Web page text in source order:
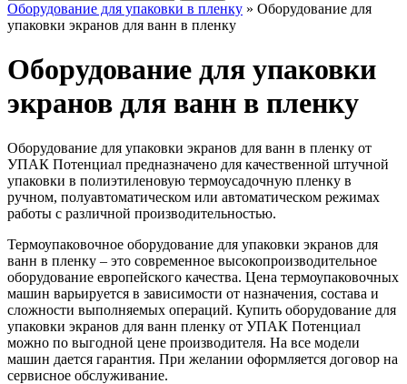
Оборудование для упаковки в пленку » Оборудование для
упаковки экранов для ванн в пленку
Оборудование для упаковки
экранов для ванн в пленку
Оборудование для упаковки экранов для ванн в пленку от
УПАК Потенциал предназначено для качественной штучной
упаковки в полиэтиленовую термоусадочную пленку в
ручном, полуавтоматическом или автоматическом режимах
работы с различной производительностью.
Термоупаковочное оборудование для упаковки экранов для
ванн в пленку – это современное высокопроизводительное
оборудование европейского качества. Цена термоупаковочных
машин варьируется в зависимости от назначения, состава и
сложности выполняемых операций. Купить оборудование для
упаковки экранов для ванн пленку от УПАК Потенциал
можно по выгодной цене производителя. На все модели
машин дается гарантия. При желании оформляется договор на
сервисное обслуживание.